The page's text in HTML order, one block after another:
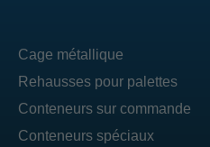
Cage métallique
Rehausses pour palettes
Conteneurs sur commande
Conteneurs spéciaux